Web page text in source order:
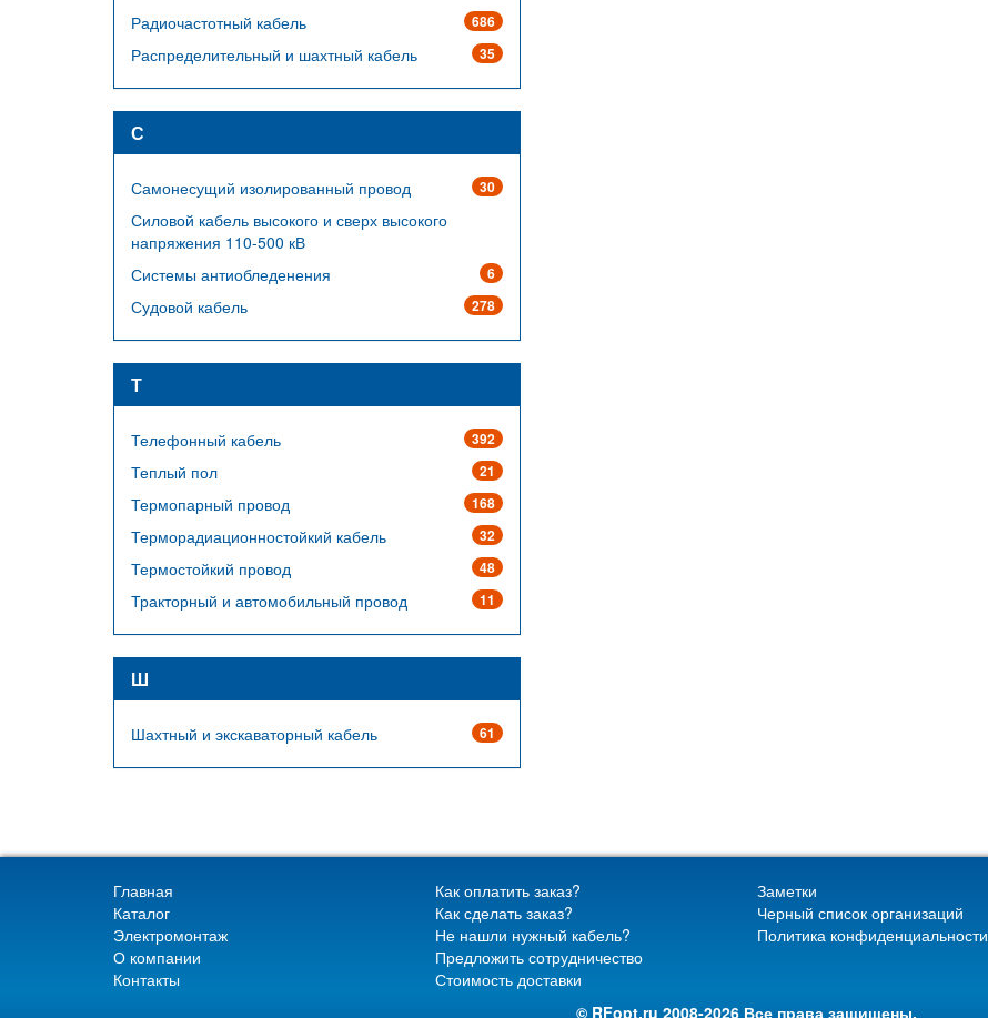
686
Радиочастотный кабель
35
Распределительный и шахтный кабель
С
30
Самонесущий изолированный провод
Силовой кабель высокого и сверх высокого
напряжения 110-500 кВ
6
Системы антиобледенения
278
Судовой кабель
Т
392
Телефонный кабель
21
Теплый пол
168
Термопарный провод
32
Терморадиационностойкий кабель
48
Термостойкий провод
11
Тракторный и автомобильный провод
Ш
61
Шахтный и экскаваторный кабель
Главная
Каталог
Электромонтаж
О компании
Контакты
Как оплатить заказ?
Как сделать заказ?
Не нашли нужный кабель?
Предложить сотрудничество
Стоимость доставки
Заметки
Черный список организаций
Политика конфиденциальности
© RFopt.ru 2008-2026 Все права защищены.